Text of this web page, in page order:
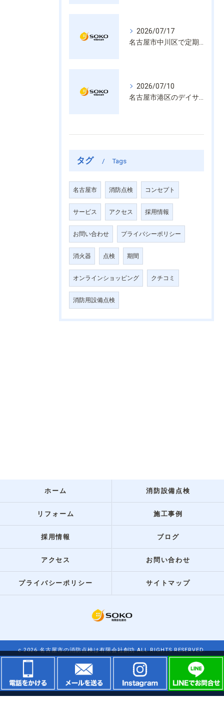
2026/07/17
2026/07/10
タグ Tags
名古屋市 消防点検 コンセプト
サービス アクセス 採用情報
お問い合わせ プライバシーポリシー
消火器 点検 期間
オンラインショッピング クチコミ
消防用設備点検
ホーム 消防設備点検
リフォーム 施工事例
採用情報 ブログ
アクセス お問い合わせ
プライバシーポリシー サイトマップ
c 2026 名古屋市の消防点検は有限会社創功 ALL RIGHTS RESERVED.